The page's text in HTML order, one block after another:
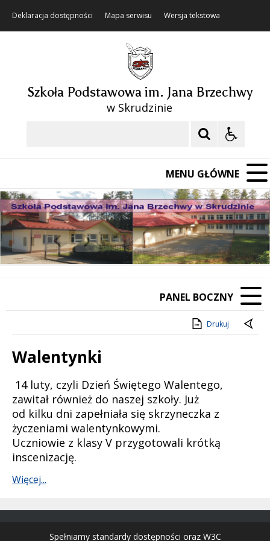
Deklaracja dostępności Mapa serwisu Wersja tekstowa
Szkoła Podstawowa im. Jana Brzechwy
w Skrudzinie
MENU GŁÓWNE
Poprzedni Element
Następny Element
❚❚
PANEL BOCZNY
Drukuj
Walentynki
Treść
14 luty, czyli Dzień Świętego Walentego,
zawitał również do naszej szkoły. Już
od kilku dni zapełniała się skrzyneczka z
życzeniami walentynkowymi.
Uczniowie z klasy V przygotowali krótką
inscenizację.
Więcej...
Spełniamy standardy dostępności oraz W3C